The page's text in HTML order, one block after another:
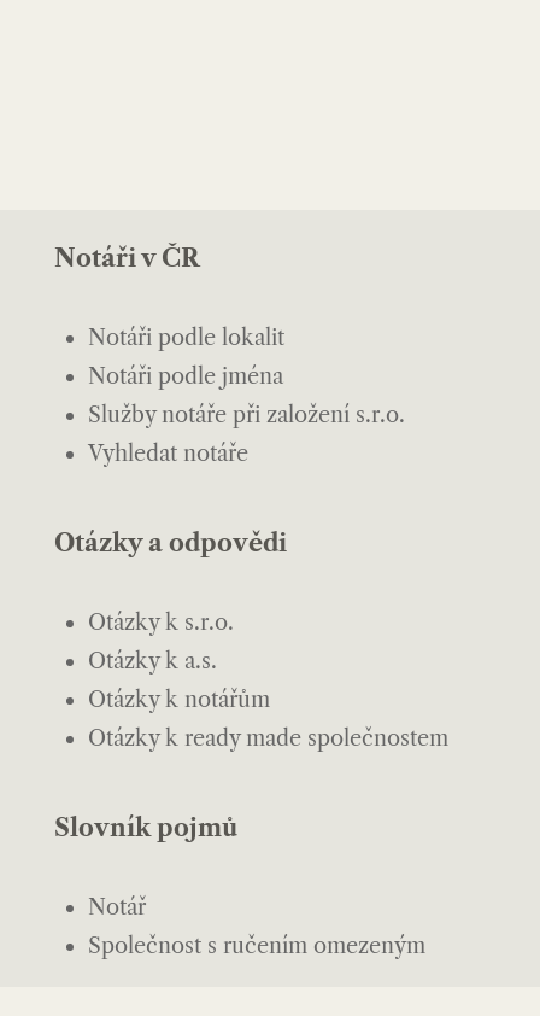
Notáři v ČR
Notáři podle lokalit
Notáři podle jména
Služby notáře při založení s.r.o.
Vyhledat notáře
Otázky a odpovědi
Otázky k s.r.o.
Otázky k a.s.
Otázky k notářům
Otázky k ready made společnostem
Slovník pojmů
Notář
Společnost s ručením omezeným